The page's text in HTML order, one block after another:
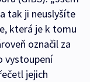
tak ji neuslyšíte
která je k tomu
označil za
vystoupení
jejich